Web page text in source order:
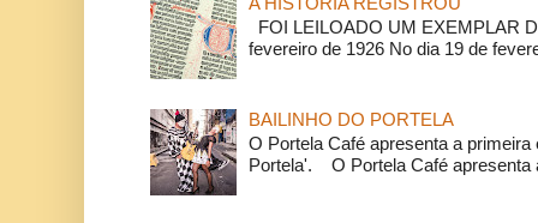
FOI LEILOADO UM EXEMPLAR
fevereiro de 1926 No dia 19 de
BAILINHO DO PORTELA
O Portela Café apresenta a
Portela'. O Portela Café apresenta